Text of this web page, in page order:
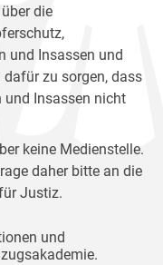
die
und Insassen und
zu sorgen, dass
und Insassen nicht
keine Medienstelle.
daher bitte an die
Justiz.
und